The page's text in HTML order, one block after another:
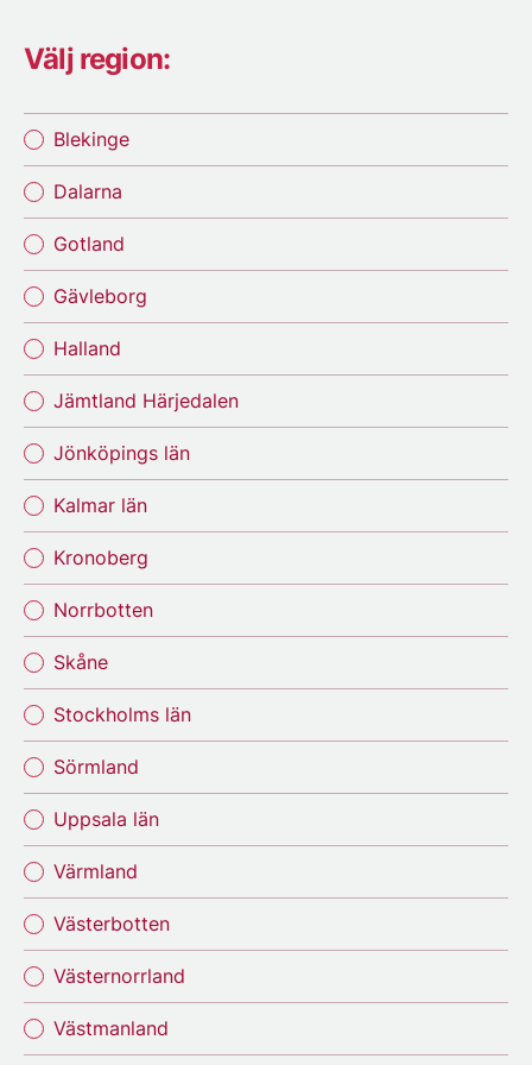
Välj region:
Blekinge
Dalarna
Gotland
Gävleborg
Halland
Jämtland Härjedalen
Jönköpings län
Kalmar län
Kronoberg
Norrbotten
Skåne
Stockholms län
Sörmland
Uppsala län
Värmland
Västerbotten
Västernorrland
Västmanland